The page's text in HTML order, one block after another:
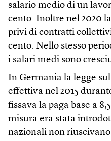
salario medio di un
cento. Inoltre nel 2020
privi di contratti
cento. Nello stesso
i salari medi sono
In Germania la legge
effettiva nel 2015
fissava la paga base a
misura era stata
nazionali non